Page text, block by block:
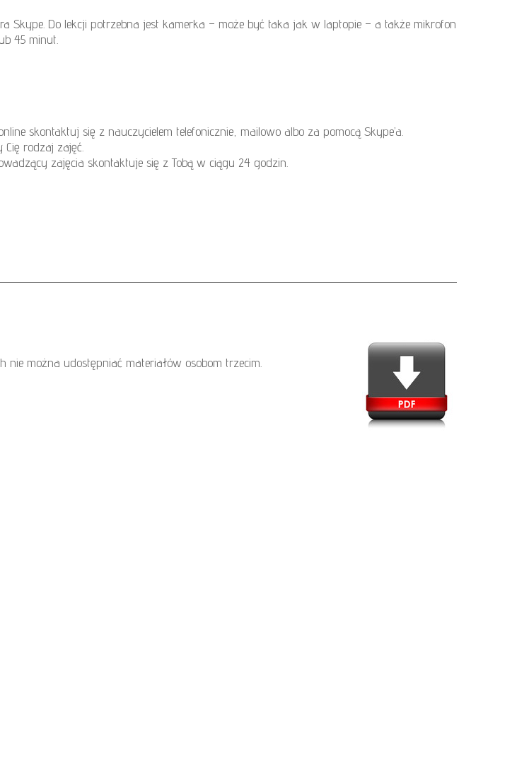
Skype. Do lekcji potrzebna jest kamerka – może być taka jak w laptopie – a także mikrofon
45 minut.
skontaktuj się z nauczycielem telefonicznie, mailowo albo za pomocą Skype’a.
Cię rodzaj zajęć.
zajęcia skontaktuje się z Tobą w ciągu 24 godzin.
można udostępniać materiałów osobom trzecim.